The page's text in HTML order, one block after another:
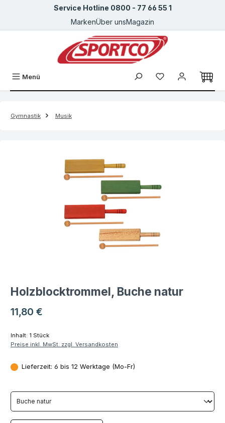
Zum Hauptinhalt springenService Hotline 0800 - 77 66 55 1
MarkenÜber unsMagazin
Menü
Gymnastik Musik
Holzblocktrommel, Buche natur
Regulärer Preis:
11,80 €
Inhalt: 1 Stück
Preise inkl. MwSt. zzgl. Versandkosten
Lieferzeit: 6 bis 12 Werktage (Mo-Fr)